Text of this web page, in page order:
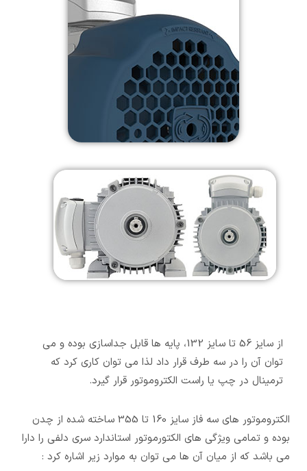
از سایز 56 تا سایز 132، پایه ها قابل جداسازی بوده و می
توان آن را در سه طرف قرار داد لذا می توان کاری کرد که
ترمینال در چپ یا راست الکتروموتور قرار گیرد.
الکتروموتور های سه فاز سایز 160 تا 355 ساخته شده از چدن
بوده و تمامی ویژگی های الکتورموتور استاندارد سری دلفی را دارا
می باشد که از میان آن ها می توان به موارد زیر اشاره کرد :